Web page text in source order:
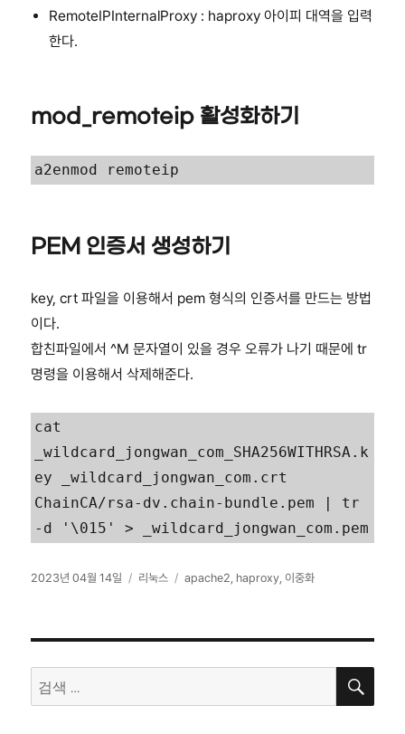
RemoteIPInternalProxy : haproxy 아이피 대역을 입력
한다.
mod_remoteip 활성화하기
a2enmod remoteip
PEM 인증서 생성하기
key, crt 파일을 이용해서 pem 형식의 인증서를 만드는 방법
이다.
합친파일에서 ^M 문자열이 있을 경우 오류가 나기 때문에 tr
명령을 이용해서 삭제해준다.
cat
_wildcard_jongwan_com_SHA256WITHRSA.k
ey _wildcard_jongwan_com.crt
ChainCA/rsa-dv.chain-bundle.pem | tr
-d '\015' > _wildcard_jongwan_com.pem
작
2023년 04월 14일
카
리눅스
태
apache2, haproxy, 이중화
검
색:
검